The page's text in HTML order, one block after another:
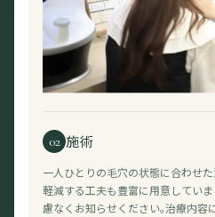
02 施術
一人ひとりの毛穴の状態に合わせ
軽減する工夫も豊富に用意してい
慮なくお知らせください。治療内